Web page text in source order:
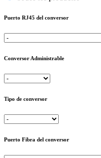
Puerto RJ45 del conversor
Conversor Administrable
Tipo de conversor
Puerto Fibra del conversor